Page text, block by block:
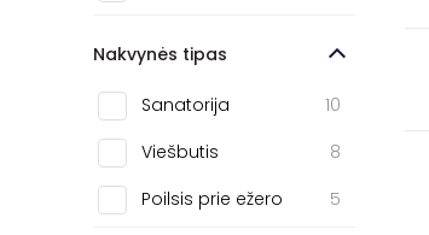
Ignalina
1
Biržai
1
Kaišiadorys
Nakvynės tipas
Sanatorija
10
Viešbutis
8
Poilsis prie ežero
5